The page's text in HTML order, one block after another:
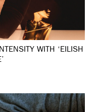
WITH ‘EILISH